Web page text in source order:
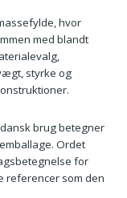
hvor
med blandt
styrke og
brug betegner
Ordet
for
referencer som den